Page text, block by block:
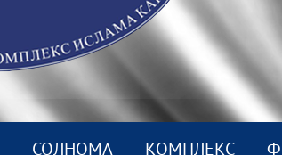
СОЛНОМА КОМПЛEКС